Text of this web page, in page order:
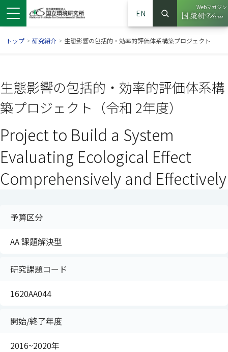
ドウで開きます）
ンドウで開きます）
ウインドウで開きます）
EN
サイト内検索
検索
Webマガジン
（別ウイ
トップ > 研究紹介 > 生態影響の包括的・効率的評価体系構築プロジェクト
生態影響の包括的・効率的評価体系構
築プロジェクト（令和 2年度）
Project to Build a System
Evaluating Ecological Effect
Comprehensively and Effectively
予算区分
AA 課題解決型
研究課題コード
1620AA044
開始/終了年度
2016~2020年